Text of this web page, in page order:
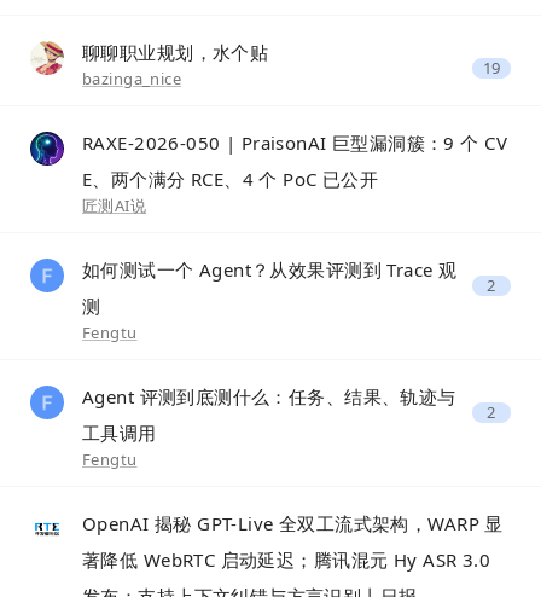
聊聊职业规划，水个贴
bazinga_nice 19
RAXE-2026-050 | PraisonAI 巨型漏洞簇：9 个 CV
E、两个满分 RCE、4 个 PoC 已公开
匠测AI说
如何测试一个 Agent？从效果评测到 Trace 观
测
Fengtu
2
Agent 评测到底测什么：任务、结果、轨迹与
工具调用
Fengtu
2
OpenAI 揭秘 GPT-Live 全双工流式架构，WARP 显
著降低 WebRTC 启动延迟；腾讯混元 Hy ASR 3.0